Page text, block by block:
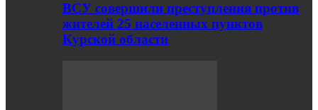
ВСУ совершили преступления против
жителей 25 населенных пунктов
Курской области